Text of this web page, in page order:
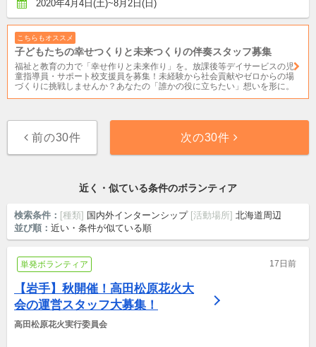
2020年4月4日(土)~8月2日(日)
こちらもオススメ
子どもたちの幸せつくりと未来つくりの伴奏スタッフ募集
福祉と教育の力で「幸せ作りと未来作り」を。放課後等デイサービスの児
童指導員・サポート校支援員を募集！未経験から社会貢献やゼロからの場
づくりに挑戦しませんか？あなたの「誰かの役に立ちたい」想いを形に。
前の30件 次の30件
近く・似ている条件のボランティア
検索条件： [種類] 国内外インターンシップ [活動場所] 北海道周辺
並び順： 近い・条件が似ている順
単発ボランティア 17日前
【岩手】秋開催！高田松原花火大
会の運営スタッフ大募集！
高田松原花火実行委員会